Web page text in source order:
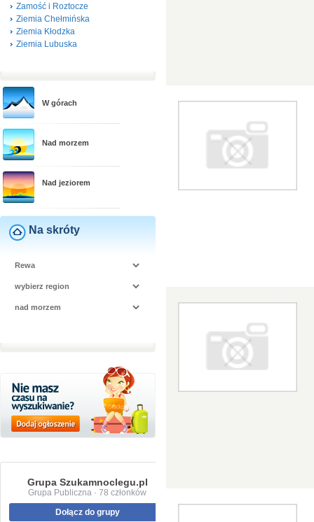
Zamość i Roztocze
Ziemia Chełmińska
Ziemia Kłodzka
Ziemia Lubuska
W górach
Nad morzem
Nad jeziorem
Na skróty
Grupa Szukamnoclegu.pl
Grupa Publiczna · 78 członków
Dołącz do grupy